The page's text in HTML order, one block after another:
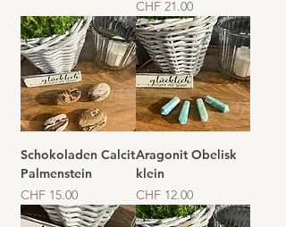
Preis
CHF 21.00
Schokoladen Calcit
Palmenstein
Preis
CHF 15.00
Aragonit Obelisk
klein
Preis
CHF 12.00